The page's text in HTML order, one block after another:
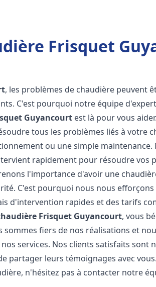
Frisquet
, les problèmes de chaudière peuvent
C'est pourquoi notre équipe
Guyancourt est là pour vous
tous les problèmes liés à votre
ou une simple maintenance.
rapidement pour résoudre vos
l'importance d'avoir une
C'est pourquoi nous nous efforçons
d'intervention rapides et des tarifs
Frisquet Guyancourt, vous
fiers de nos réalisations et
services. Nos clients satisfaits sont
partager leurs témoignages avec
n'hésitez pas à contacter notre